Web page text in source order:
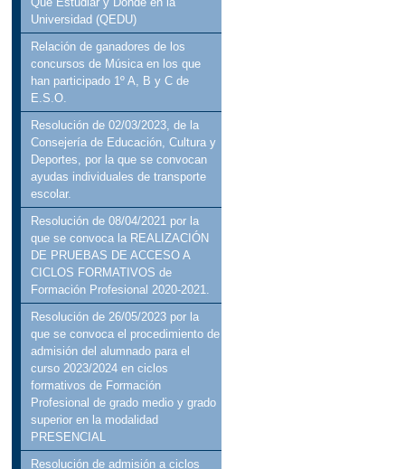
Universidad (QEDU)
Relación de ganadores de los
concursos de Música en los que
han participado 1º A, B y C de
E.S.O.
Resolución de 02/03/2023, de la
Consejería de Educación, Cultura y
Deportes, por la que se convocan
ayudas individuales de transporte
escolar.
Resolución de 08/04/2021 por la
que se convoca la REALIZACIÓN
DE PRUEBAS DE ACCESO A
CICLOS FORMATIVOS de
Formación Profesional 2020-2021.
Resolución de 26/05/2023 por la
que se convoca el procedimiento de
admisión del alumnado para el
curso 2023/2024 en ciclos
formativos de Formación
Profesional de grado medio y grado
superior en la modalidad
PRESENCIAL
Resolución de admisión a ciclos